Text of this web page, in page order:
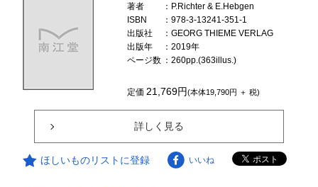
著者
：P.Richter & E.Hebgen
ISBN
：978-3-13241-351-1
出版社
：GEORG THIEME VERLAG
出版年
：2019年
ページ数 ：260pp.(363illus.)
定価 21,769円(本体19,790円 ＋ 税)
詳しく見る
ほしいものリストに登録 いいね